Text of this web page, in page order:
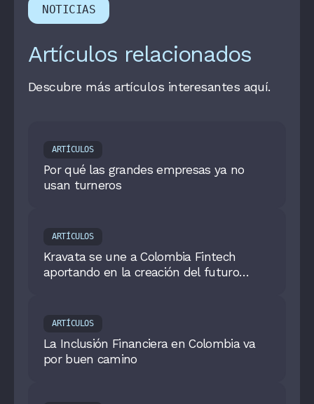
NOTICIAS
Artículos relacionados
Descubre más artículos interesantes aquí.
ARTÍCULOS
Por qué las grandes empresas ya no
usan turneros
ARTÍCULOS
Kravata se une a Colombia Fintech
aportando en la creación del futuro
ARTÍCULOS
La Inclusión Financiera en Colombia va
por buen camino